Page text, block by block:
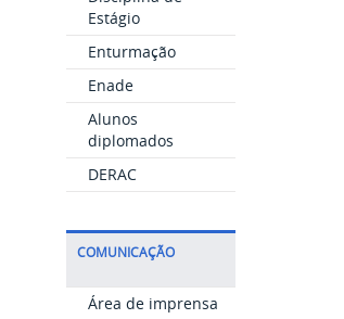
Estágio
Enturmação
Enade
Alunos
diplomados
DERAC
COMUNICAÇÃO
Área de imprensa